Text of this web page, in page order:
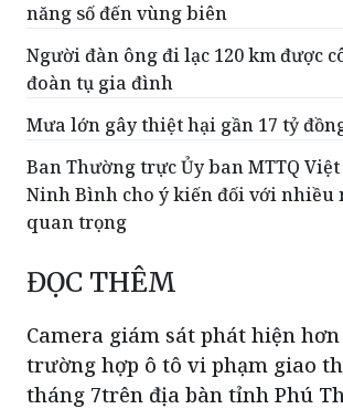
năng số đến vùng biên
Người đàn ông đi lạc 120 km được
đoàn tụ gia đình
Mưa lớn gây thiệt hại gần 17 tỷ
Ban Thường trực Ủy ban MTTQ
Ninh Bình cho ý kiến đối với nhiều
quan trọng
ĐỌC THÊM
Camera giám sát phát hiện hơn
trường hợp ô tô vi phạm giao
tháng 7trên địa bàn tỉnh Phú